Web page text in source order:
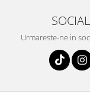
SOCIAL
Urmareste-ne in